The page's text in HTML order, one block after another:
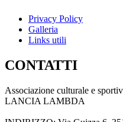
Privacy Policy
Galleria
Links utili
CONTATTI
Associazione culturale e
LANCIA LAMBDA